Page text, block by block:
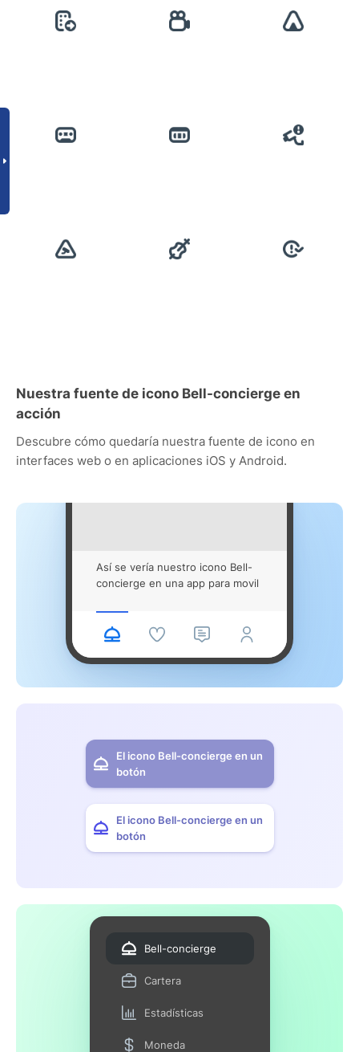
Nuestra fuente de icono Bell-concierge en
acción
Descubre cómo quedaría nuestra fuente de icono en
interfaces web o en aplicaciones iOS y Android.
Así se vería nuestro icono Bell-
concierge en una app para movil
El icono Bell-concierge en un
botón
El icono Bell-concierge en un
botón
Bell-concierge
Cartera
Estadísticas
Moneda